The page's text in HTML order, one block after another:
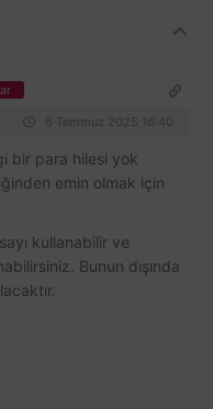
6 Temmuz 2025 16:40
bir para hilesi yok
emin olmak için
kullanabilir ve
Bunun dışında